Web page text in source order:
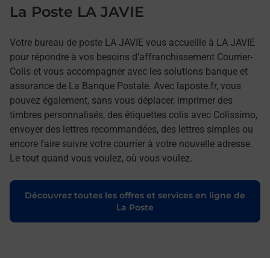
La Poste LA JAVIE
Votre bureau de poste LA JAVIE vous accueille à LA JAVIE
pour répondre à vos besoins d'affranchissement Courrier-
Colis et vous accompagner avec les solutions banque et
assurance de La Banque Postale. Avec laposte.fr, vous
pouvez également, sans vous déplacer, imprimer des
timbres personnalisés, des étiquettes colis avec Colissimo,
envoyer des lettres recommandées, des lettres simples ou
encore faire suivre votre courrier à votre nouvelle adresse.
Le tout quand vous voulez, où vous voulez.
Découvrez toutes les offres et services en ligne de
La Poste